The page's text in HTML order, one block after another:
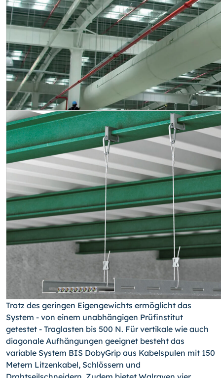
Trotz des geringen Eigengewichts ermöglicht das
System - von einem unabhängigen Prüfinstitut
getestet - Traglasten bis 500 N. Für vertikale wie auch
diagonale Aufhän­gungen geeignet besteht das
variable System BIS DobyGrip aus Kabelspulen mit 150
Metern Litzenkabel, Schlössern und